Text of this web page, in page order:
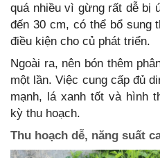
quá nhiều vì gừng rất dễ bị
đến 30 cm, có thể bổ sung
điều kiện cho củ phát triển.
Ngoài ra, nên bón thêm
một lần. Việc cung cấp đủ
mạnh, lá xanh tốt và hình
kỳ thu hoạch.
Thu hoạch dễ, năng suất